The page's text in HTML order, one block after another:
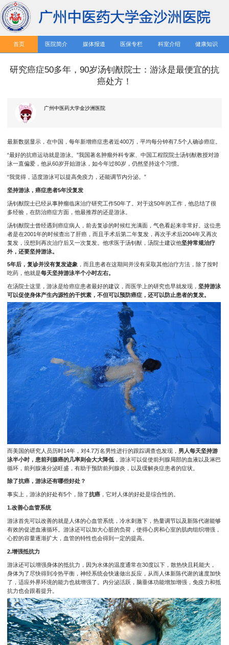
首页 医院简介 媒体报道 医保专栏 科室介绍 健康知识
研究癌症50多年，90岁汤钊猷院士：游泳是最便宜的抗
癌处方！
广州中医药大学金沙洲医院
最新数据显示，在中国，每年新增癌症患者近400万，平均每分钟有7.5个人确诊癌症。
“最好的抗癌运动就是游泳。”我国著名肿瘤外科专家、中国工程院院士汤钊猷教授对游
泳一直偏爱，他从60岁开始游泳，如今年过80岁，仍然坚持这个习惯。
“我觉得，适度游泳可以提高免疫力，还能调节内分泌。”
坚持游泳，癌症患者5年没复发
汤钊猷院士已经从事肿瘤临床治疗研究工作50年了。对于这50年的工作，他总结了很
多经验，在防治癌症方面，他最推荐的还是游泳。
汤钊猷院士曾经遇到癌症病人，前去复诊的时候红光满面，气色看起来非常好。这位患
者是在2001年的时候查出了肝癌，而且手术后第二年复发，再次手术后2004年又再次
复发，没想到再次治疗后又一次复发。他求医于汤钊猷，汤院士建议他坚持常规治疗
外，还要坚持游泳。
5年后，复诊并没有复发迹象 ，而且患者在这期间并没有采取其他治疗方法，除了按时
吃药，他就是每天坚持游泳半个小时左右。
在汤院士这里，游泳是给癌症患者最好的建议，而医学上的研究也早就发现， 坚持游泳
可以促使身体产生内源性的干扰素，不但可以预防癌症，还可以防止患者的复发。
而美国的研究人员历时14年，对4.7万名男性进行的跟踪调查也发现， 男人每天坚持游
泳半小时，患前列腺癌的几率则会大大降低 ，游泳可以促使前列腺局部的血液以及淋巴
循环，前列腺液分泌旺盛，有助于预防前列腺炎，以及缓解炎症患者的症状。
除了抗癌，游泳还有哪些好处？
事实上，游泳的好处有5个，除了抗癌 ，它对人体的好处是综合性的。
1.改善心血管系统
游泳首先可以改善的就是人体的心血管系统，冷水刺激下，热量调节以及新陈代谢能够
有效的促进血液循环。游泳还可以加大心脏的负荷，使得心房和心室的肌肉组织增强，
心腔的容量逐渐扩大，血管的特性也会得到一定的提高。
2.增强抵抗力
游泳还可以增强身体的抵抗力，因为水体的温度通常在30度以下，散热快且耗能大，
身体为了尽快得到冷热平衡，神经系统会快速做出反应，从而人体新陈代谢的速度加快
了，适应外界环境的能力也就增强了。内分泌活跃，脑垂体功能增加增强，免疫力和抵
抗力也会跟着提升。